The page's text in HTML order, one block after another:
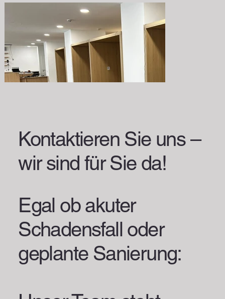
Kontaktieren Sie uns –
wir sind für Sie da!
Egal ob akuter
Schadensfall oder
geplante Sanierung: